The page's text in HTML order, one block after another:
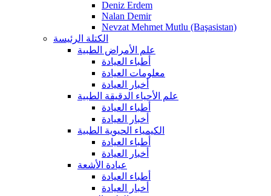
Deniz Erdem
Nalan Demir
Nevzat Mehmet Mutlu (Başasistan)
الكتلة الرئيسة
علم الأمراض الطبية
أطباء العيادة
معلومات العيادة
أخبار العيادة
علم الأحياء الدقيقة الطبية
أطباء العيادة
أخبار العيادة
الكيمياء الحيوية الطبية
أطباء العيادة
أخبار العيادة
عيادة الأشعة
أطباء العيادة
أخبار العيادة